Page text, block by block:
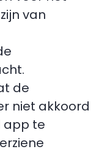
van
de
niet akkoord
app te